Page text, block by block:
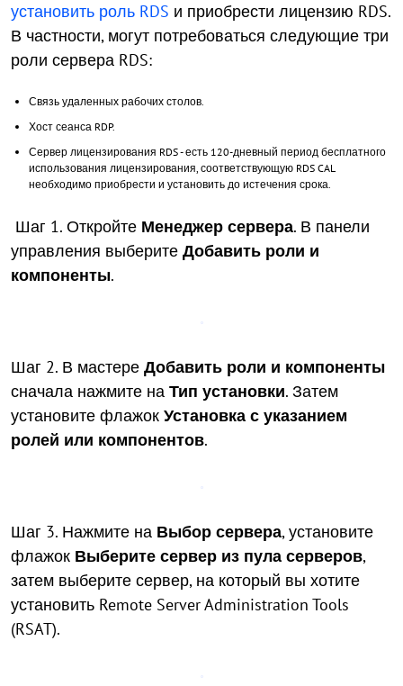
установить роль RDS и приобрести лицензию RDS.
В частности, могут потребоваться следующие три
роли сервера RDS:
Связь удаленных рабочих столов.
Хост сеанса RDP.
Сервер лицензирования RDS - есть 120-дневный период бесплатного
использования лицензирования, соответствующую RDS CAL
необходимо приобрести и установить до истечения срока.
Шаг 1. Откройте Менеджер сервера. В панели
управления выберите Добавить роли и
компоненты.
Шаг 2. В мастере Добавить роли и компоненты
сначала нажмите на Тип установки. Затем
установите флажок Установка с указанием
ролей или компонентов.
Шаг 3. Нажмите на Выбор сервера, установите
флажок Выберите сервер из пула серверов,
затем выберите сервер, на который вы хотите
установить Remote Server Administration Tools
(RSAT).